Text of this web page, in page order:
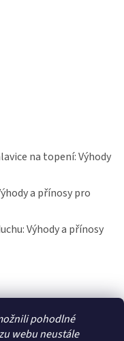
pohodlné
webu neustále
na topení: Výhody
a přínosy pro
Výhody a přínosy